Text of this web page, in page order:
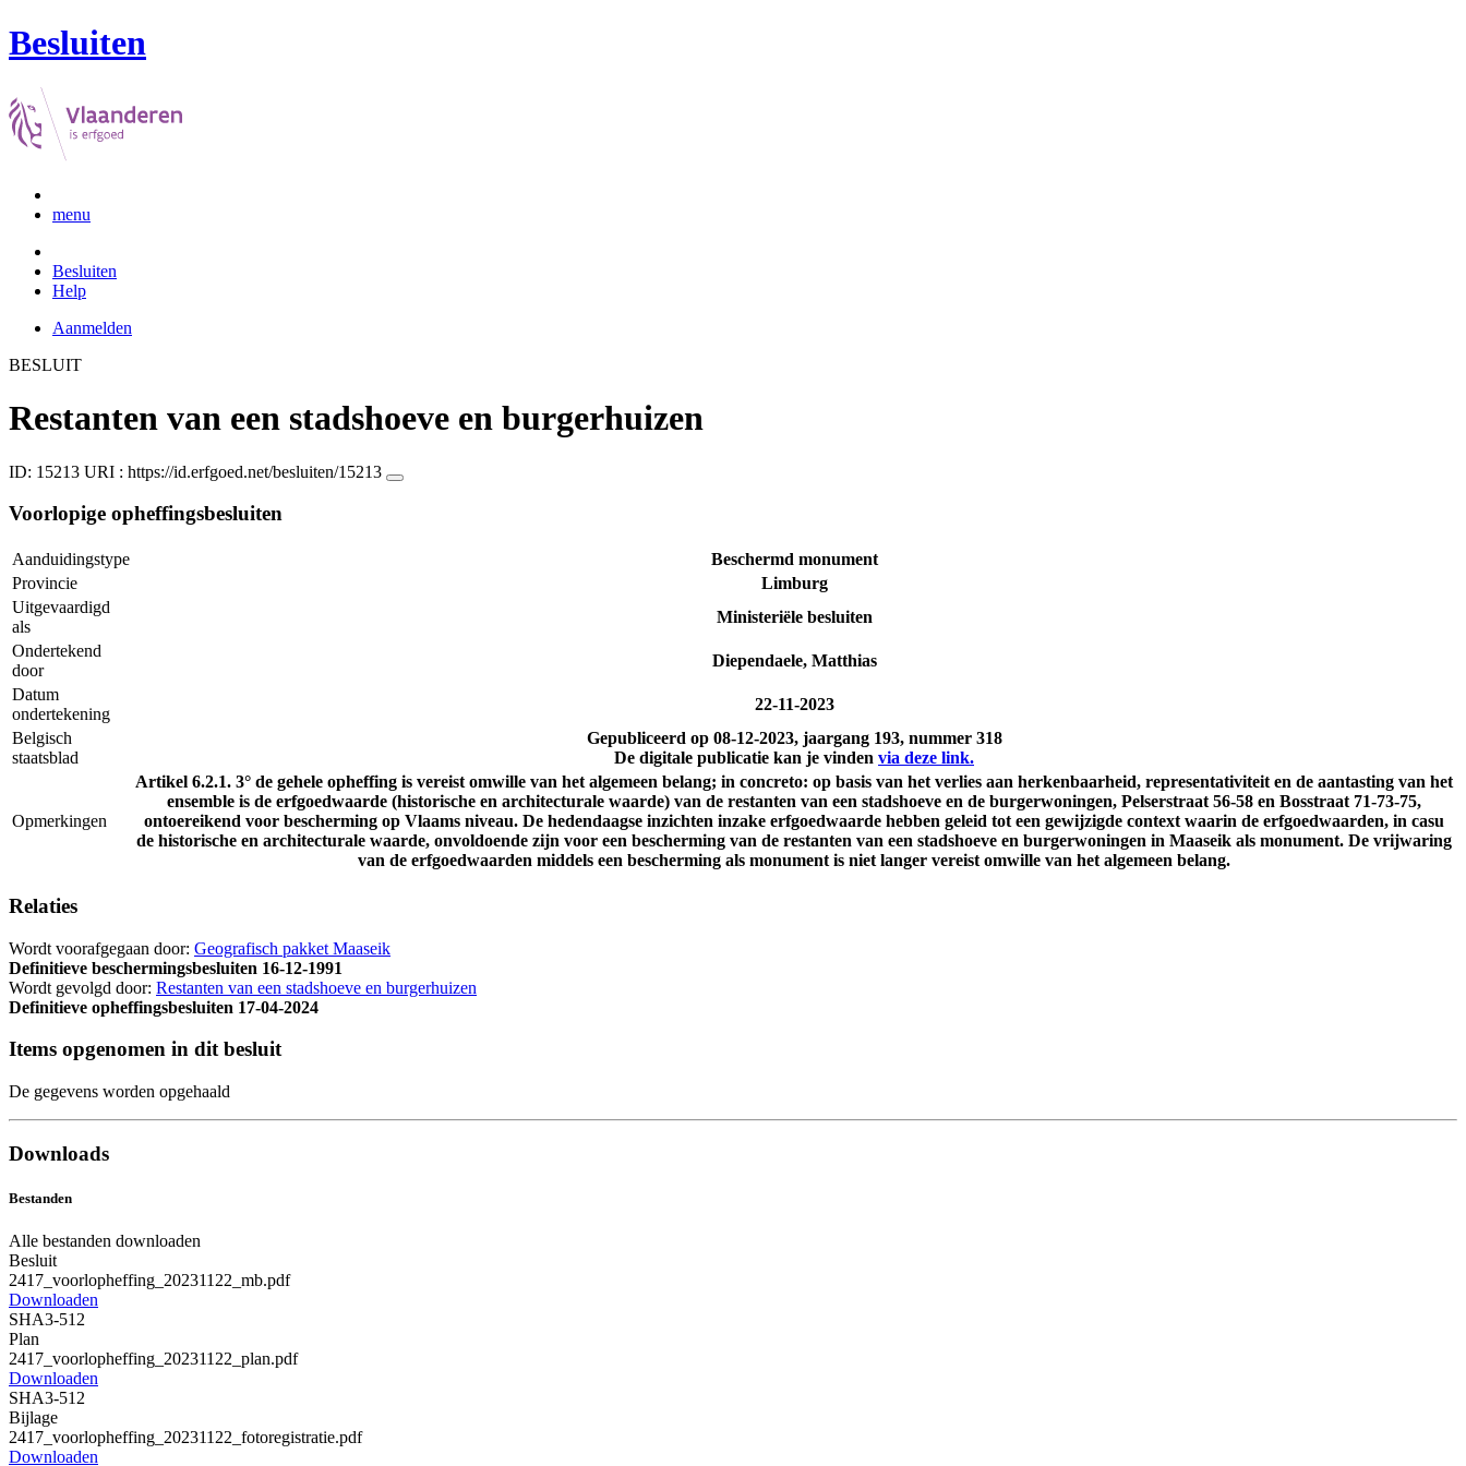
Besluiten
menu
Besluiten
Help
Aanmelden
BESLUIT
Restanten van een stadshoeve en burgerhuizen
ID: 15213 URI : https://id.erfgoed.net/besluiten/15213
Voorlopige opheffingsbesluiten
Aanduidingstype
Beschermd monument
Provincie
Limburg
Uitgevaardigd
als
Ministeriële besluiten
Ondertekend
door
Diependaele, Matthias
Datum
ondertekening
22-11-2023
Belgisch
staatsblad
Gepubliceerd op 08-12-2023, jaargang 193, nummer 318
De digitale publicatie kan je vinden via deze link.
Opmerkingen
Artikel 6.2.1. 3° de gehele opheffing is vereist omwille van het algemeen belang; in concreto: op basis van het verlies aan herkenbaarheid, representativiteit en de aantasting van het
ensemble is de erfgoedwaarde (historische en architecturale waarde) van de restanten van een stadshoeve en de burgerwoningen, Pelserstraat 56-58 en Bosstraat 71-73-75,
ontoereikend voor bescherming op Vlaams niveau. De hedendaagse inzichten inzake erfgoedwaarde hebben geleid tot een gewijzigde context waarin de erfgoedwaarden, in casu
de historische en architecturale waarde, onvoldoende zijn voor een bescherming van de restanten van een stadshoeve en burgerwoningen in Maaseik als monument. De vrijwaring
van de erfgoedwaarden middels een bescherming als monument is niet langer vereist omwille van het algemeen belang.
Relaties
Wordt voorafgegaan door: Geografisch pakket Maaseik
Definitieve beschermingsbesluiten 16-12-1991
Wordt gevolgd door: Restanten van een stadshoeve en burgerhuizen
Definitieve opheffingsbesluiten 17-04-2024
Items opgenomen in dit besluit
De gegevens worden opgehaald
Downloads
Bestanden
Alle bestanden downloaden
Besluit
2417_voorlopheffing_20231122_mb.pdf
Downloaden
SHA3-512
Plan
2417_voorlopheffing_20231122_plan.pdf
Downloaden
SHA3-512
Bijlage
2417_voorlopheffing_20231122_fotoregistratie.pdf
Downloaden